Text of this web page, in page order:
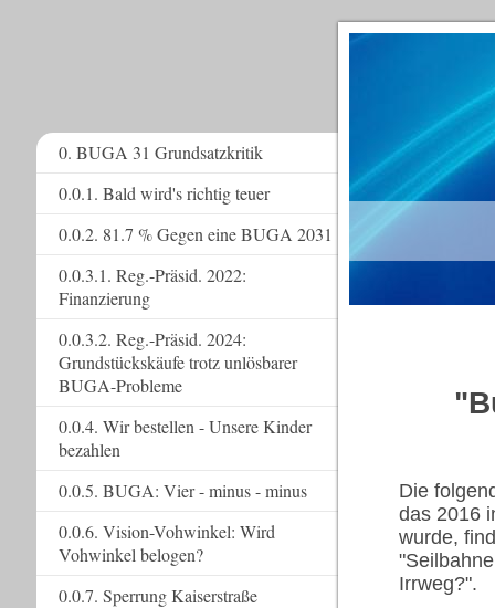
Die
das 2016
wurde,
Irrweg?".
0. BUGA 31 Grundsatzkritik
0.0.1. Bald wird's richtig teuer
0.0.2. 81.7 % Gegen eine BUGA 2031
0.0.3.1. Reg.-Präsid. 2022:
Finanzierung
0.0.3.2. Reg.-Präsid. 2024:
Grundstückskäufe trotz unlösbarer
BUGA-Probleme
0.0.4. Wir bestellen - Unsere Kinder
bezahlen
0.0.5. BUGA: Vier - minus - minus
0.0.6. Vision-Vohwinkel: Wird
Vohwinkel belogen?
0.0.7. Sperrung Kaiserstraße